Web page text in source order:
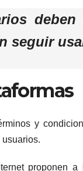
seguir
y
proponen